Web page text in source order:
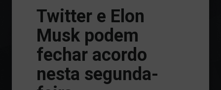
Twitter e Elon
Musk podem
fechar acordo
nesta segunda-